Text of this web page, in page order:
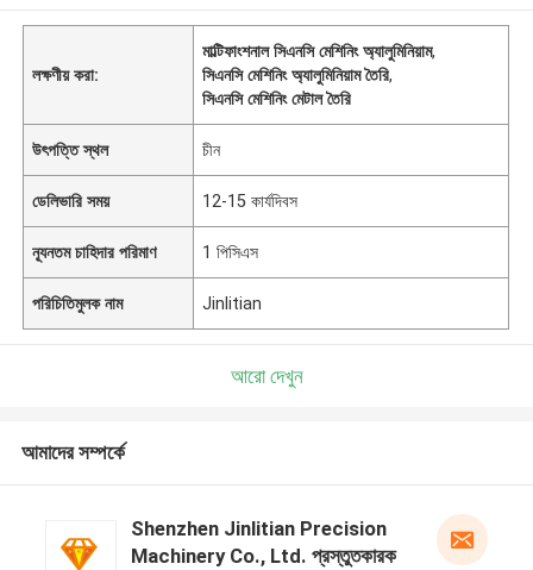
লক্ষণীয় করা:
মাল্টিফাংশনাল সিএনসি মেশিনিং অ্যালুমিনিয়াম,
সিএনসি মেশিনিং অ্যালুমিনিয়াম তৈরি,
সিএনসি মেশিনিং মেটাল তৈরি
উৎপত্তি স্থল চীন
ডেলিভারি সময় 12-15 কার্যদিবস
ন্যূনতম চাহিদার পরিমাণ 1 পিসিএস
পরিচিতিমুলক নাম Jinlitian
আরো দেখুন
আমাদের সম্পর্কে
Shenzhen Jinlitian Precision
Machinery Co., Ltd. প্রস্তুতকারক